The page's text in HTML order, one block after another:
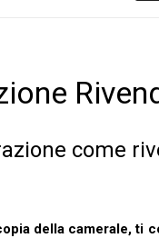
come
della camerale, ti